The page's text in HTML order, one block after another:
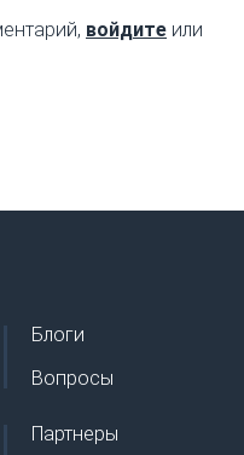
войдите или
Блоги
Вопросы
Партнеры